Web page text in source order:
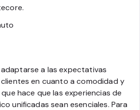
.
a las expectativas
en cuanto a comodidad y
hace que las experiencias de
unificadas sean esenciales. Para